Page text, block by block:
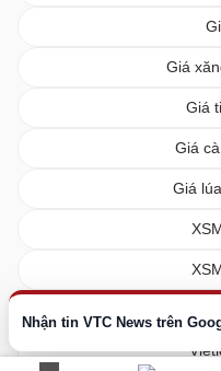
Nhận tin VTC News trên
Giá
Giá
Giá
Giá